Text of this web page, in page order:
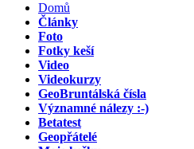
Domů
Články
Foto
Fotky keší
Video
Videokurzy
GeoBruntálská čísla
Významné nálezy :-)
Betatest
Geopřátelé